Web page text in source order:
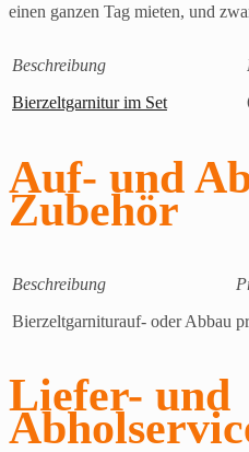
einen ganzen Tag mieten, und
Beschreibung
Bierzeltgarnitur im Set
Auf- und
Zubehör
Beschreibung
Bierzeltgarniturauf- oder Abbau
Liefer- und